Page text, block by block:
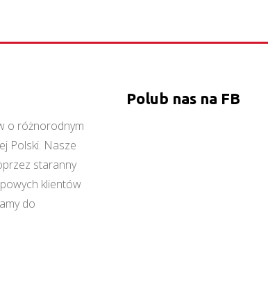
o różnorodnym
Polski. Nasze
staranny
klientów
do
Polub nas na FB